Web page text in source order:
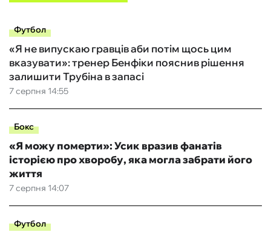
Футбол
7 серпня 14:55
«Я не випускаю гравців аби потім щось цим
вказувати»: тренер Бенфіки пояснив рішення
залишити Трубіна в запасі
Бокс
7 серпня 14:07
«Я можу померти»: Усик вразив фанатів
історією про хворобу, яка могла забрати його
життя
Футбол